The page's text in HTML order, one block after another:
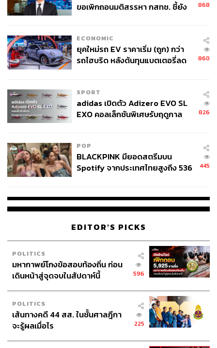
บริษัท เซ็นทรัลพัฒนา จำกัด (มหาชน)
ณัฐกิตติ์ ตั้งพูลสินธนา
1.1K
ABOUT THE AUTHOR
ถนัดกิจ จันกิเสน
โลกออฟไลน์และออนไลน์มาถอดรหัสความ
เคลื่อนไหวให้เป็นเรื่องเข้าใจง่าย สนุก และได้
ขอเพิกถอนมติสรรหา กสทช. ชี้ยัง
868
ECONOMIC
ยุคใหม่รถ EV ราคาเริ่ม (ถูก) กว่า
รถไฮบริด หลังต้นทุนแบตเตอรี่ลด
860
SPORT
adidas เปิดตัว Adizero EVO SL
EXO คอลเล็กชันพิเศษรับฤดูกาล
826
POP
BLACKPINK มียอดสตรีมบน
Spotify จากประเทศไทยสูงถึง 536
445
EDITOR'S PICKS
POLITICS
มหากาพย์โกงข้อสอบท้องถิ่น ก่อน
เดินหน้าสู่จุดจบในสัปดาห์นี้
596
POLITICS
เส้นทางคดี 44 สส. ในชั้นศาลฎีกา
จะรู้ผลเมื่อไร
225